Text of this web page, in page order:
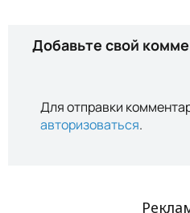
Добавьте свой
Для отправки
авторизоваться.